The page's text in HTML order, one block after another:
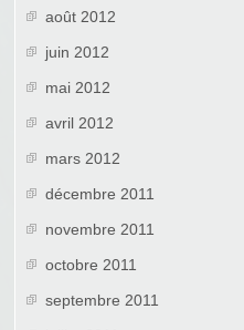
août 2012
juin 2012
mai 2012
avril 2012
mars 2012
décembre 2011
novembre 2011
octobre 2011
septembre 2011